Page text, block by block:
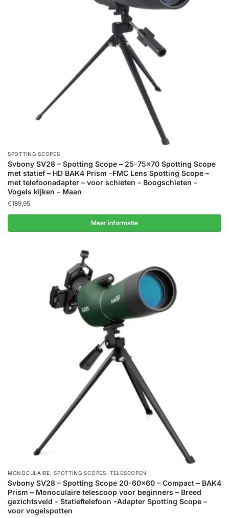
SPOTTING SCOPES
Svbony SV28 – Spotting Scope – 25-75×70 Spotting Scope
met statief – HD BAK4 Prism -FMC Lens Spotting Scope –
met telefoonadapter – voor schieten – Boogschieten –
Vogels kijken – Maan
€189,95
Meer informatie
MONOCULAIRE ,SPOTTING SCOPES ,TELESCOPEN
Svbony SV28 – Spotting Scope 20-60×60 – Compact – BAK4
Prism – Monoculaire telescoop voor beginners – Breed
gezichtsveld – Statieftelefoon -Adapter Spotting Scope –
voor vogelspotten